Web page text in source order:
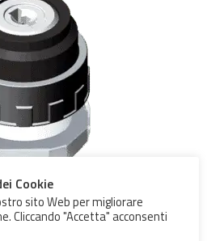
Cookie
sito Web per migliorare
Cliccando "Accetta" acconsenti